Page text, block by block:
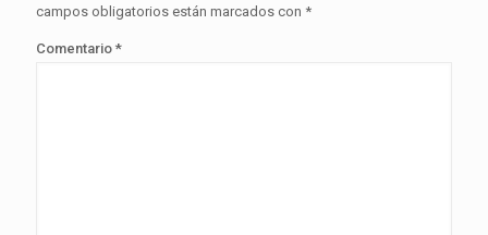
campos obligatorios están marcados con *
Comentario *